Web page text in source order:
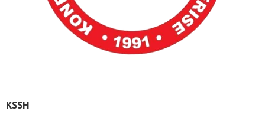
KSSH